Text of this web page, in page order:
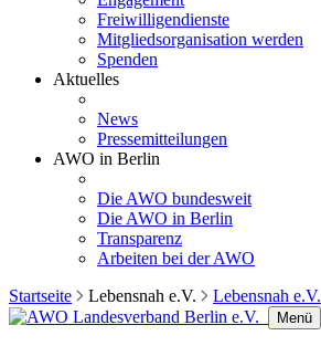
Freiwilligendienste
Mitgliedsorganisation werden
Spenden
Aktuelles
News
Pressemitteilungen
AWO in Berlin
Die AWO bundesweit
Die AWO in Berlin
Transparenz
Arbeiten bei der AWO
Startseite
Lebensnah e.V. Lebensnah e.V.
Menü